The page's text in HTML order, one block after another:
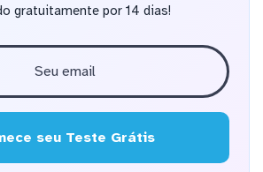
gratuitamente por 14 dias!
seu Teste Grátis